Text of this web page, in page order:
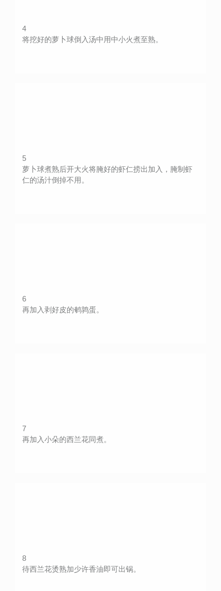
4
将挖好的萝卜球倒入汤中用中小火煮至熟。
5
萝卜球煮熟后开大火将腌好的虾仁捞出加入，腌制虾
仁的汤汁倒掉不用。
6
再加入剥好皮的鹌鹑蛋。
7
再加入小朵的西兰花同煮。
8
待西兰花烫熟加少许香油即可出锅。